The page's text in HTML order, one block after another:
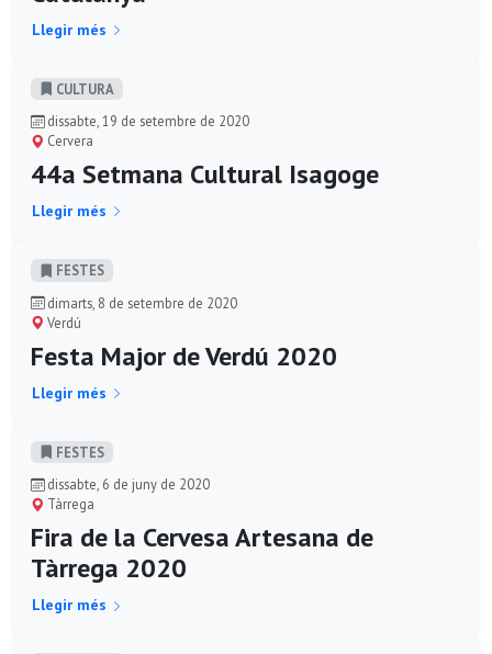
Llegir més
CULTURA
dissabte, 19 de setembre de 2020
Cervera
44a Setmana Cultural Isagoge
Llegir més
FESTES
dimarts, 8 de setembre de 2020
Verdú
Festa Major de Verdú 2020
Llegir més
FESTES
dissabte, 6 de juny de 2020
Tàrrega
Fira de la Cervesa Artesana de
Tàrrega 2020
Llegir més